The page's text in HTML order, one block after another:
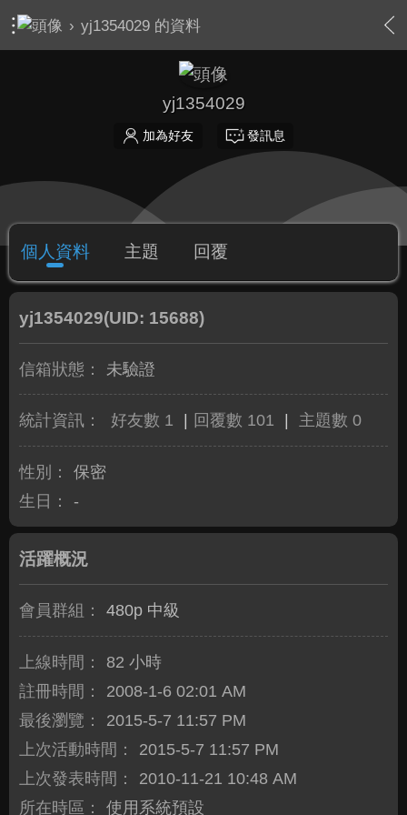
› yj1354029 的資料
yj1354029
加為好友 發訊息
個人資料 主題 回覆
yj1354029(UID: 15688)
信箱狀態： 未驗證
統計資訊： 好友數 1 回覆數 101 主題數 0
性別：
保密
生日：
-
活躍概況
會員群組： 480p 中級
上線時間：
82 小時
註冊時間：
2008-1-6 02:01 AM
最後瀏覽：
2015-5-7 11:57 PM
上次活動時間：
2015-5-7 11:57 PM
上次發表時間：
2010-11-21 10:48 AM
所在時區：
使用系統預設